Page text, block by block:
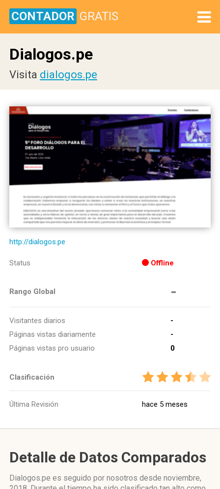
CONTADOR GRATIS
Dialogos.pe
Visita dialogos.pe
http://dialogos.pe
Status Offline
Rango Global -
Visitantes diarios
-
Páginas vistas diariamente
-
Páginas vistas pro usuario
0
Clasificación
Última Revisión hace 5 meses
Detalle de Datos Comparados
Dialogos.pe es seguido por nosotros desde noviembre,